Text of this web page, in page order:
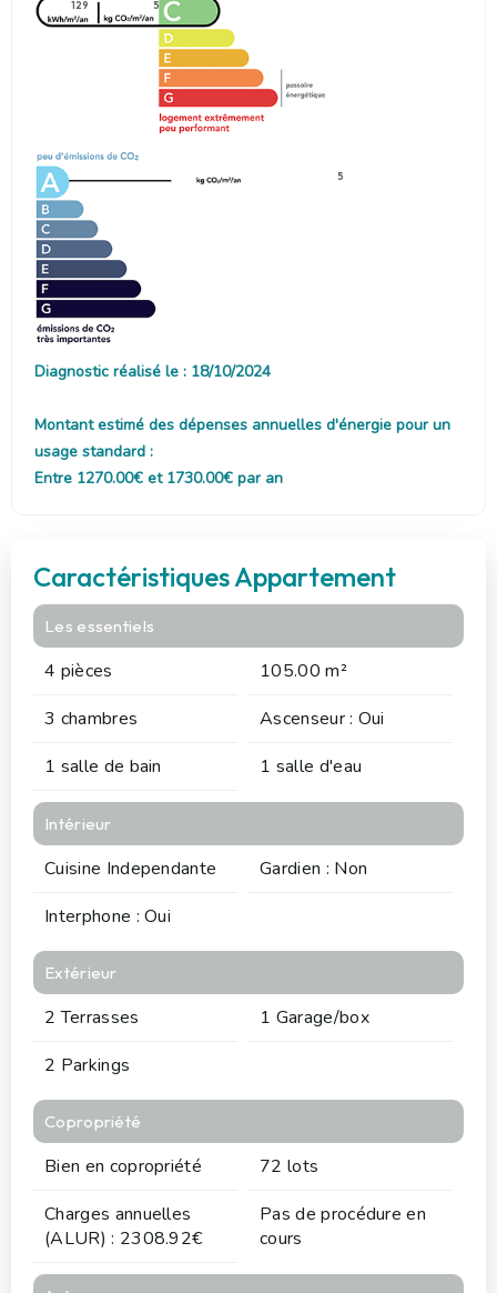
129 5
5
Diagnostic réalisé le : 18/10/2024
Montant estimé des dépenses annuelles d'énergie pour un
usage standard :
Entre 1270.00€ et 1730.00€ par an
Caractéristiques Appartement
Les essentiels
4 pièces
105.00 m²
3 chambres
Ascenseur : Oui
1 salle de bain
1 salle d'eau
Intérieur
Cuisine Independante
Gardien : Non
Interphone : Oui
Extérieur
2 Terrasses
1 Garage/box
2 Parkings
Copropriété
Bien en copropriété
72 lots
Charges annuelles
(ALUR) : 2308.92€
Pas de procédure en
cours